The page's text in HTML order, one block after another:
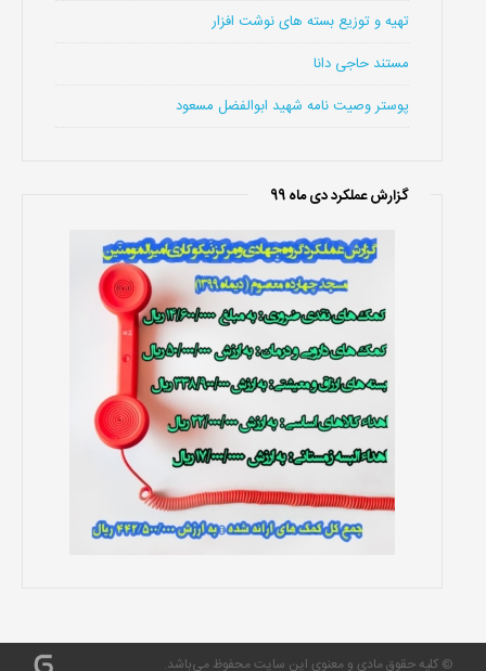
تهیه و توزیع بسته های نوشت افزار
مستند حاجی دانا
پوستر وصیت نامه شهید ابوالفضل مسعود
گزارش عملکرد دی ماه 99
© کلیه حقوق مادی و معنوی این سایت محفوظ می‌باشد.